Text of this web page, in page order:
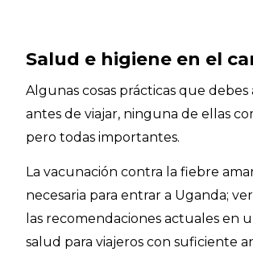
Salud e higiene en el
Algunas cosas prácticas que
antes de viajar, ninguna de ellas
pero todas importantes.
La vacunación contra la fiebre
necesaria para entrar a Uganda;
las recomendaciones actuales en
salud para viajeros con suficiente